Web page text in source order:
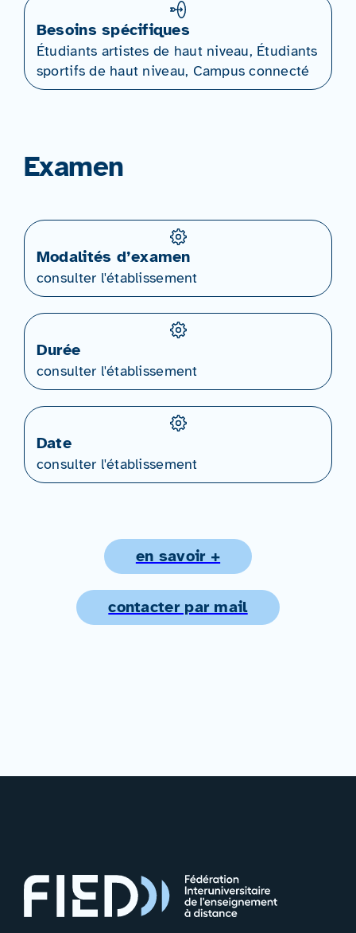
Besoins spécifiques
Étudiants artistes de haut niveau, Étudiants
sportifs de haut niveau, Campus connecté
Examen
Modalités d’examen
consulter l'établissement
Durée
consulter l'établissement
Date
consulter l'établissement
en savoir +
contacter par mail